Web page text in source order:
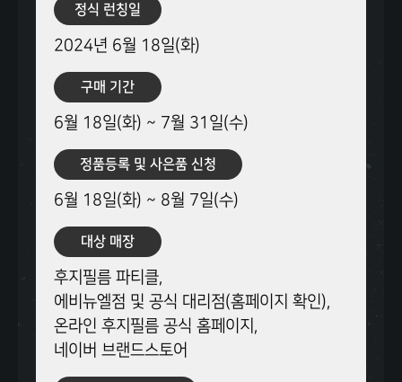
정식 런칭일
2024년 6월 18일(화)
구매 기간
6월 18일(화) ~ 7월 31일(수)
정품등록 및 사은품 신청
6월 18일(화) ~ 8월 7일(수)
대상 매장
후지필름 파티클,
에비뉴엘점 및 공식 대리점(홈페이지 확인),
온라인 후지필름 공식 홈페이지,
네이버 브랜드스토어